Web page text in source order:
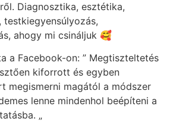
Diagnosztika, esztétika,
ahogy mi csináljuk 🥰
a Facebook-on: ” Megtiszteltetés
kiforrott és egyben
megismerni magától a módszer
lenne mindenhol beépíteni a
„